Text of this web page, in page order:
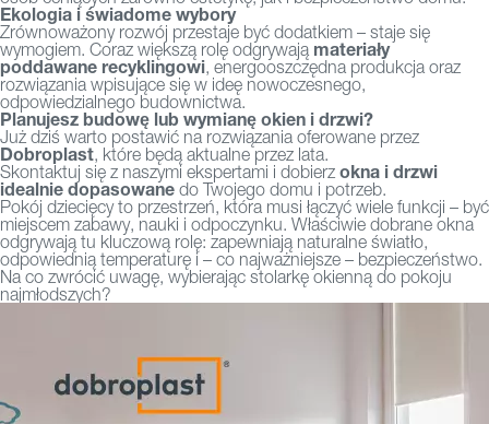
Ekologia i świadome wybory
Zrównoważony rozwój przestaje być dodatkiem – staje się
wymogiem. Coraz większą rolę odgrywają materiały
poddawane recyklingowi, energooszczędna produkcja oraz
rozwiązania wpisujące się w ideę nowoczesnego,
odpowiedzialnego budownictwa.
Planujesz budowę lub wymianę okien i drzwi?
Już dziś warto postawić na rozwiązania oferowane przez
Dobroplast, które będą aktualne przez lata.
Skontaktuj się z naszymi ekspertami i dobierz okna i drzwi
idealnie dopasowane do Twojego domu i potrzeb.
Pokój dziecięcy to przestrzeń, która musi łączyć wiele funkcji – być
miejscem zabawy, nauki i odpoczynku. Właściwie dobrane okna
odgrywają tu kluczową rolę: zapewniają naturalne światło,
odpowiednią temperaturę i – co najważniejsze – bezpieczeństwo.
Na co zwrócić uwagę, wybierając stolarkę okienną do pokoju
najmłodszych?